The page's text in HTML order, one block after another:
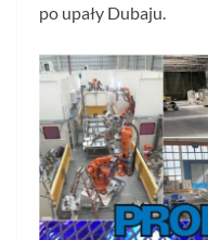
po upały Dubaju.